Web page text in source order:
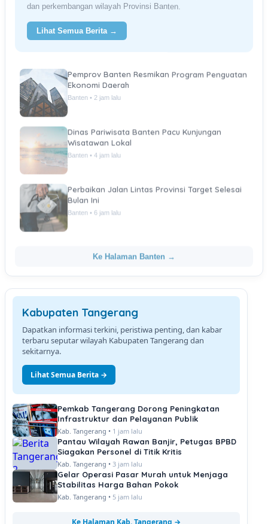
dan perkembangan wilayah Provinsi Banten.
Lihat Semua Berita →
Pemprov Banten Resmikan Program Penguatan
Ekonomi Daerah
Banten • 2 jam lalu
Dinas Pariwisata Banten Pacu Kunjungan
Wisatawan Lokal
Banten • 4 jam lalu
Perbaikan Jalan Lintas Provinsi Target Selesai
Bulan Ini
Banten • 6 jam lalu
Ke Halaman Banten →
Kabupaten Tangerang
Dapatkan informasi terkini, peristiwa penting, dan kabar
terbaru seputar wilayah Kabupaten Tangerang dan
sekitarnya.
Lihat Semua Berita →
Pemkab Tangerang Dorong Peningkatan
Infrastruktur dan Pelayanan Publik
Kab. Tangerang • 1 jam lalu
Pantau Wilayah Rawan Banjir, Petugas BPBD
Siagakan Personel di Titik Kritis
Kab. Tangerang • 3 jam lalu
Gelar Operasi Pasar Murah untuk Menjaga
Stabilitas Harga Bahan Pokok
Kab. Tangerang • 5 jam lalu